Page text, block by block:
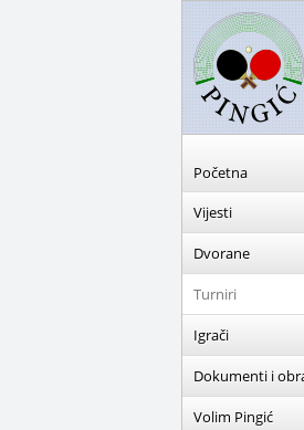
Početna
Vijesti
Dvorane
Turniri
Igrači
Dokumenti i
Volim Pingić